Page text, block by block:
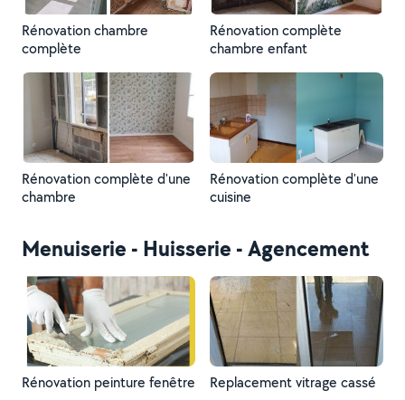
Rénovation chambre
complète
Rénovation complète
chambre enfant
Rénovation complète d'une
chambre
Rénovation complète d'une
cuisine
Menuiserie - Huisserie - Agencement
Rénovation peinture fenêtre Replacement vitrage cassé